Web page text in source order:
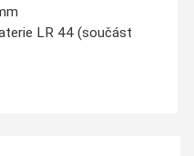
LR 44 (součást